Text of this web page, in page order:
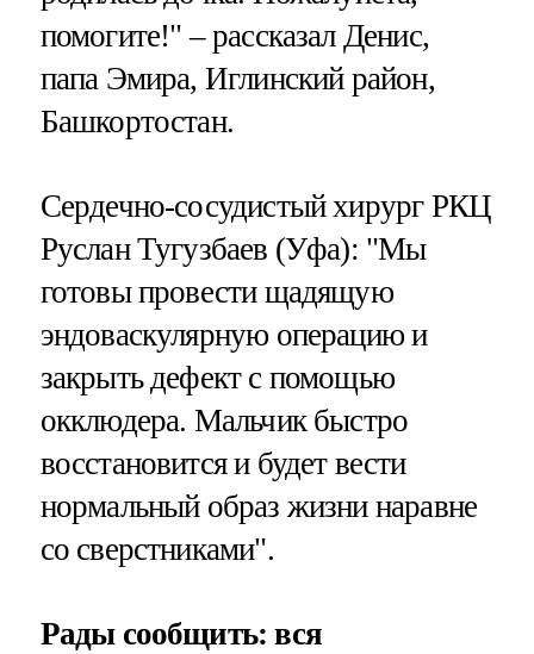
помогите!" – рассказал Денис,
папа Эмира, Иглинский район,
Башкортостан.
Сердечно-сосудистый хирург РКЦ
Руслан Тугузбаев (Уфа): "Мы
готовы провести щадящую
эндоваскулярную операцию и
закрыть дефект с помощью
окклюдера. Мальчик быстро
восстановится и будет вести
нормальный образ жизни наравне
со сверстниками".
Рады сообщить: вся